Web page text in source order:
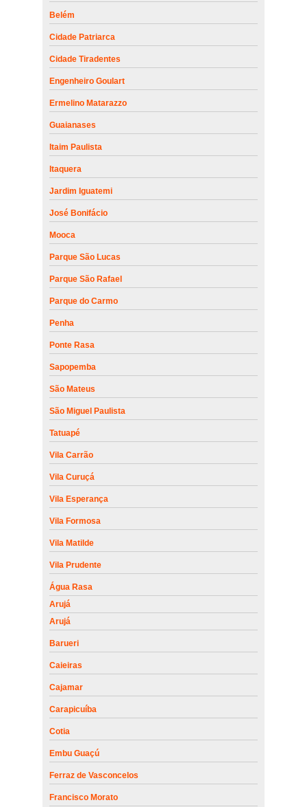
Belém
Cidade Patriarca
Cidade Tiradentes
Engenheiro Goulart
Ermelino Matarazzo
Guaianases
Itaim Paulista
Itaquera
Jardim Iguatemi
José Bonifácio
Mooca
Parque São Lucas
Parque São Rafael
Parque do Carmo
Penha
Ponte Rasa
Sapopemba
São Mateus
São Miguel Paulista
Tatuapé
Vila Carrão
Vila Curuçá
Vila Esperança
Vila Formosa
Vila Matilde
Vila Prudente
Água Rasa
Arujá
Arujá
Barueri
Caieiras
Cajamar
Carapicuíba
Cotia
Embu Guaçú
Ferraz de Vasconcelos
Francisco Morato